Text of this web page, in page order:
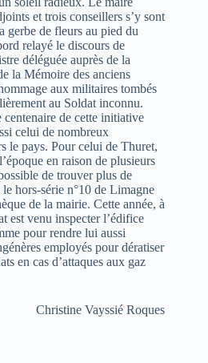
et trois conseillers s’y sont
gerbe de fleurs au pied du
relayé le discours de
déléguée auprès de la
la Mémoire des anciens
aux militaires tombés
au Soldat inconnu.
centenaire de cette initiative
celui de nombreux
le pays. Pour celui de Thuret,
en raison de plusieurs
de trouver plus de
hors-série n°10 de Limagne
de la mairie. Cette année, à
est venu inspecter l’édifice
pour rendre lui aussi
employés pour dératiser
en cas d’attaques aux gaz
Christine Vayssié Roques